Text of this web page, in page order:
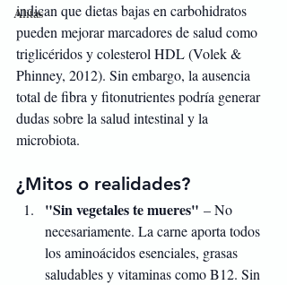
Alitas
indican que dietas bajas en carbohidratos
pueden mejorar marcadores de salud como
triglicéridos y colesterol HDL (Volek &
Phinney, 2012). Sin embargo, la ausencia
total de fibra y fitonutrientes podría generar
dudas sobre la salud intestinal y la
microbiota.
¿Mitos o realidades?
"Sin vegetales te mueres" – No
necesariamente. La carne aporta todos
los aminoácidos esenciales, grasas
saludables y vitaminas como B12. Sin